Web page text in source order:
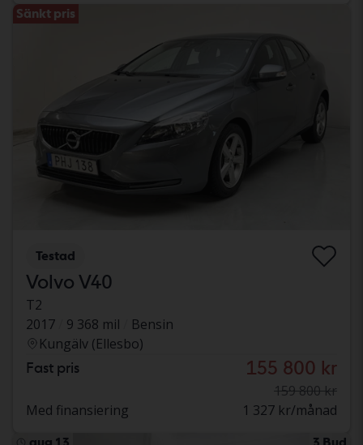
Sänkt pris
Testad
Volvo V40
T2
2017
9 368 mil
Bensin
Kungälv (Ellesbo)
Fast pris 155 800 kr
159 800 kr
Med finansiering
1 327 kr/månad